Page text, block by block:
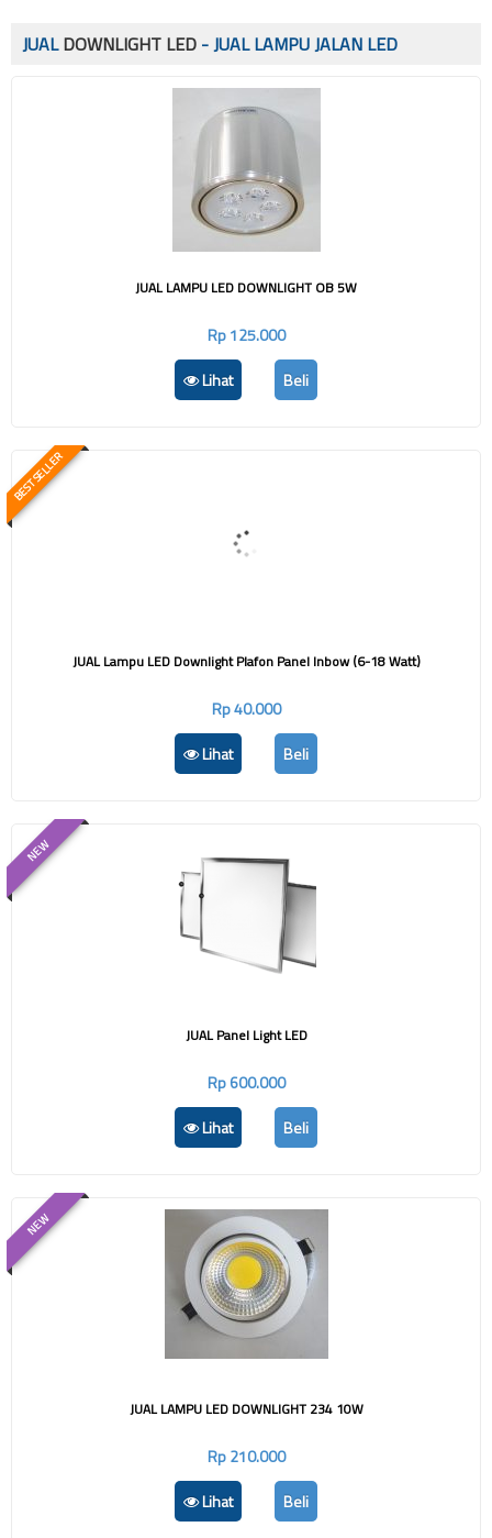
JUALDOWNLIGHT LED - JUAL LAMPU JALAN LED
JUAL LAMPU LED DOWNLIGHT OB 5W
Rp 125.000
Lihat
Beli
BEST SELLER
JUAL Lampu LED Downlight Plafon Panel Inbow (6-18 Watt)
Rp 40.000
Lihat
Beli
NEW
JUAL Panel Light LED
Rp 600.000
Lihat
Beli
NEW
JUAL LAMPU LED DOWNLIGHT 234 10W
Rp 210.000
Lihat
Beli